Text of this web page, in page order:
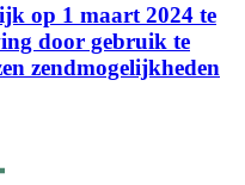
op 1 maart 2024 te
door gebruik te
zendmogelijkheden